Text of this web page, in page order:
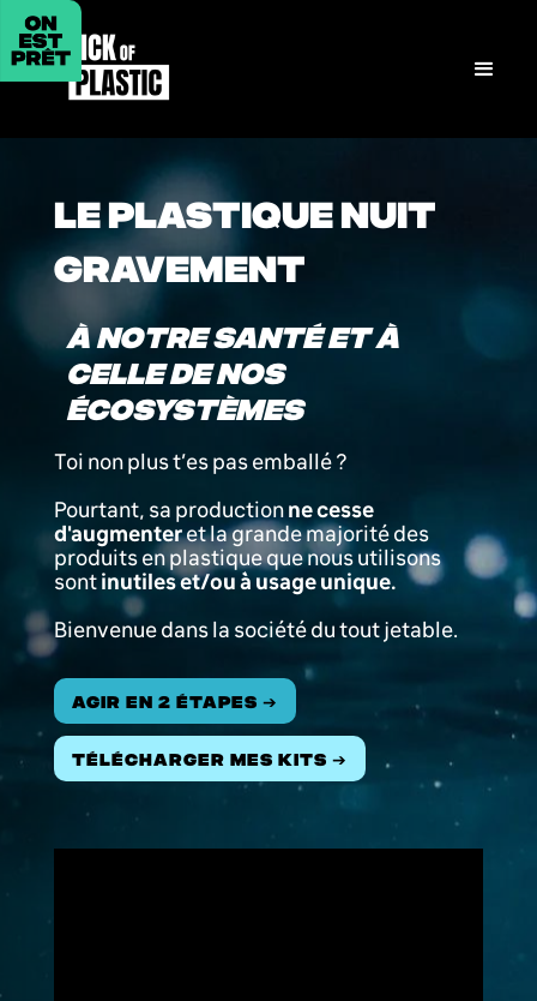
LE PLASTIQUE NUIT
GRAVEMENT
À NOTRE SANTÉ ET À
CELLE DE NOS
ÉCOSYSTÈMES
Toi non plus t’es pas emballé ?
Pourtant, sa production ne cesse
d'augmenteret la grande majorité des
produits en plastique que nous utilisons
sont inutiles et/ou à usage unique.
Bienvenue dans la société du tout jetable.
AGIr en 2 étapes ➔
TÉLÉCHARGEr mES KITS ➔